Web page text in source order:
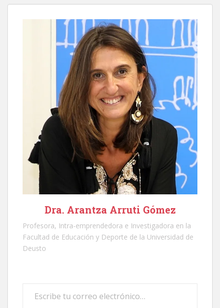
Dra. Arantza Arruti Gómez
Profesora, Intra-emprendedora e Investigadora en la
Facultad de Educación y Deporte de la Universidad de
Deusto